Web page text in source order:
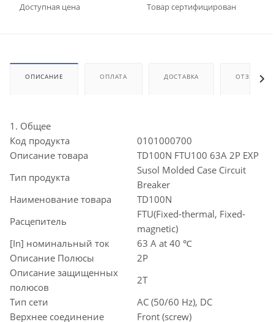
Доступная цена Товар сертифицирован
ОПИСАНИЕ ОПЛАТА ДОСТАВКА ОТЗЫВЫ
1. Общее
Код продукта
0101000700
Описание товара
TD100N FTU100 63A 2P EXP
Тип продукта
Susol Molded Case Circuit
Breaker
Наименование товара
TD100N
Расцепитель
FTU(Fixed-thermal, Fixed-
magnetic)
[In] номинальный ток
63 A at 40 ℃
Описание Полюсы
2P
Описание защищенных
полюсов
2T
Тип сети
AC (50/60 Hz), DC
Верхнее соединение
Front (screw)